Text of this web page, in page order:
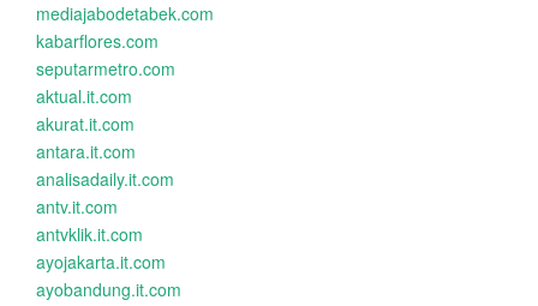
mediajabodetabek.com
kabarflores.com
seputarmetro.com
aktual.it.com
akurat.it.com
antara.it.com
analisadaily.it.com
antv.it.com
antvklik.it.com
ayojakarta.it.com
ayobandung.it.com